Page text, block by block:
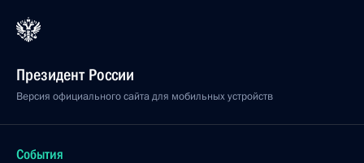
Президент России
Версия официального сайта для мобильных устройств
События